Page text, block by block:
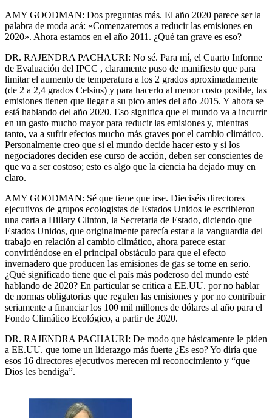
AMY GOODMAN: Dos preguntas más. El año 2020 parece ser la
palabra de moda acá: «Comenzaremos a reducir las emisiones en
2020». Ahora estamos en el año 2011. ¿Qué tan grave es eso?
DR. RAJENDRA PACHAURI: No sé. Para mí, el Cuarto Informe
de Evaluación del IPCC , claramente puso de manifiesto que para
limitar el aumento de temperatura a los 2 grados aproximadamente
(de 2 a 2,4 grados Celsius) y para hacerlo al menor costo posible, las
emisiones tienen que llegar a su pico antes del año 2015. Y ahora se
está hablando del año 2020. Eso significa que el mundo va a incurrir
en un gasto mucho mayor para reducir las emisiones y, mientras
tanto, va a sufrir efectos mucho más graves por el cambio climático.
Personalmente creo que si el mundo decide hacer esto y si los
negociadores deciden ese curso de acción, deben ser conscientes de
que va a ser costoso; esto es algo que la ciencia ha dejado muy en
claro.
AMY GOODMAN: Sé que tiene que irse. Dieciséis directores
ejecutivos de grupos ecologistas de Estados Unidos le escribieron
una carta a Hillary Clinton, la Secretaria de Estado, diciendo que
Estados Unidos, que originalmente parecía estar a la vanguardia del
trabajo en relación al cambio climático, ahora parece estar
convirtiéndose en el principal obstáculo para que el efecto
invernadero que producen las emisiones de gas se tome en serio.
¿Qué significado tiene que el país más poderoso del mundo esté
hablando de 2020? En particular se critica a EE.UU. por no hablar
de normas obligatorias que regulen las emisiones y por no contribuir
seriamente a financiar los 100 mil millones de dólares al año para el
Fondo Climático Ecológico, a partir de 2020.
DR. RAJENDRA PACHAURI: De modo que básicamente le piden
a EE.UU. que tome un liderazgo más fuerte ¿Es eso? Yo diría que
esos 16 directores ejecutivos merecen mi reconocimiento y “que
Dios les bendiga”.